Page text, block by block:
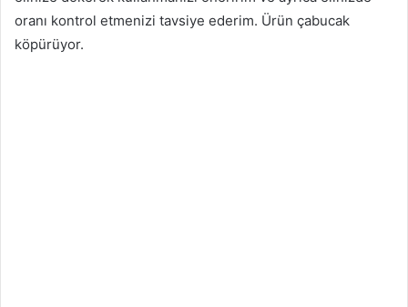
oranı kontrol etmenizi tavsiye ederim. Ürün çabucak
köpürüyor.